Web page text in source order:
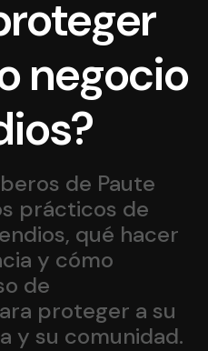
negocio
de Paute
prácticos de
qué hacer
y cómo
de
proteger a su
y su comunidad.